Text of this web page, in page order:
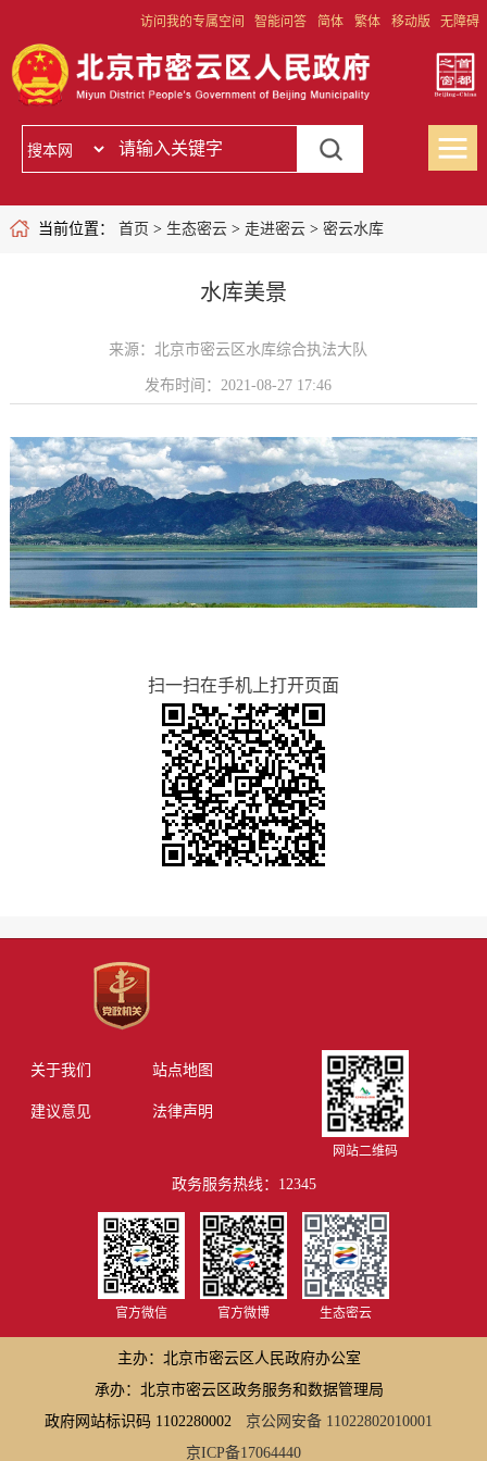
访问我的专属空间 智能问答 简体 繁体 移动版 无障碍
当前位置： 首页 > 生态密云> 走进密云> 密云水库
水库美景
来源：北京市密云区水库综合执法大队
发布时间：2021-08-27 17:46
扫一扫在手机上打开页面
关于我们 站点地图
建议意见 法律声明
网站二维码
政务服务热线：12345
官方微信 官方微博 生态密云
主办：北京市密云区人民政府办公室
承办：北京市密云区政务服务和数据管理局
政府网站标识码 1102280002
京公网安备 11022802010001
京ICP备17064440